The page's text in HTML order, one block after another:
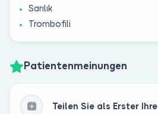
Sarılık
Trombofili
Patientenmeinungen
Teilen Sie als Erster Ihre